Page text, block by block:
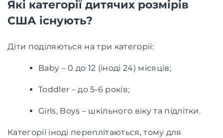
Які категорії дитячих розмірів
США існують?
Діти поділяються на три категорії:
Baby – 0 до 12 (іноді 24) місяців;
Toddler – до 5-6 років;
Girls, Boys – шкільного віку та підлітки.
Категорії іноді переплітаються, тому для